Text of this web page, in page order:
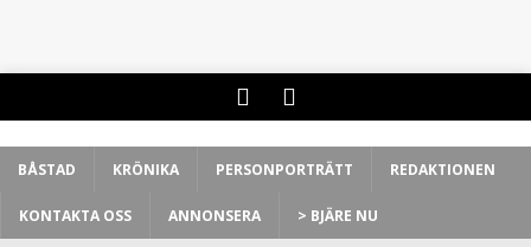
BÅSTAD KRÖNIKA PERSONPORTRÄTT REDAKTIONEN
KONTAKTA OSS ANNONSERA > BJÄRE NU